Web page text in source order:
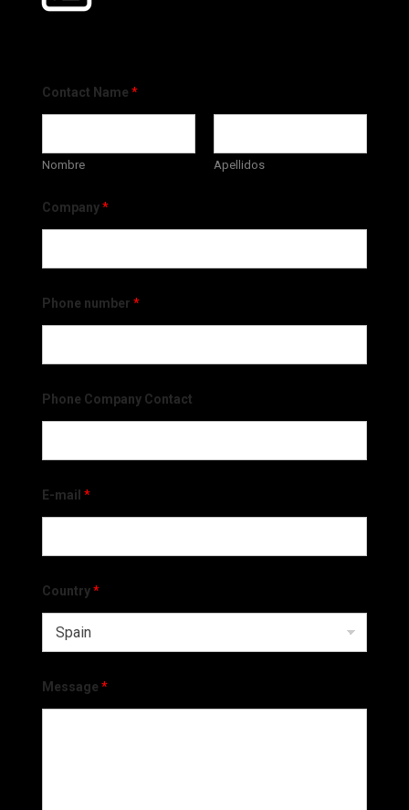
Contact Name *
Nombre Apellidos
Company*
Phone number *
Phone Company Contact
E-mail *
Country*
Message *